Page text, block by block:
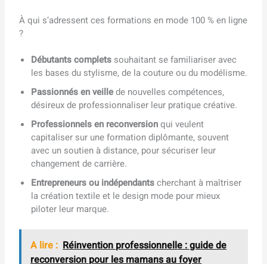
À qui s’adressent ces formations en mode 100 % en ligne
?
Débutants complets souhaitant se familiariser avec
les bases du stylisme, de la couture ou du modélisme.
Passionnés en veillede nouvelles compétences,
désireux de professionnaliser leur pratique créative.
Professionnels en reconversionqui veulent
capitaliser sur une formation diplômante, souvent
avec un soutien à distance, pour sécuriser leur
changement de carrière.
Entrepreneurs ou indépendantscherchant à maîtriser
la création textile et le design mode pour mieux
piloter leur marque.
A lire : Réinvention professionnelle : guide de
reconversion pour les mamans au foyer